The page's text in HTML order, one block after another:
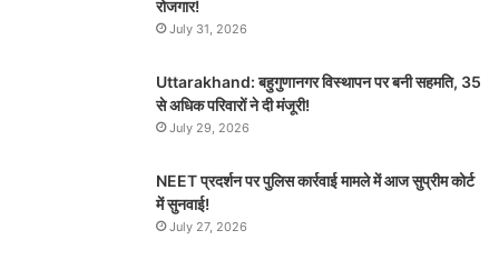
रोजगार!
July 31, 2026
Uttarakhand: बहुगुणानगर विस्थापन पर बनी सहमति, 35
से अधिक परिवारों ने दी मंजूरी!
July 29, 2026
NEET प्रदर्शन पर पुलिस कार्रवाई मामले में आज सुप्रीम कोर्ट
में सुनवाई!
July 27, 2026